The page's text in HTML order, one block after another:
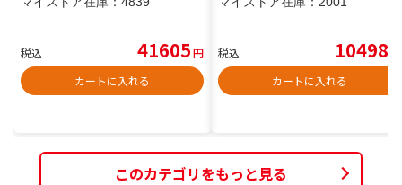
税込 41605円
カートに入れる
税込 10498
カートに入れる
このカテゴリをもっと見る